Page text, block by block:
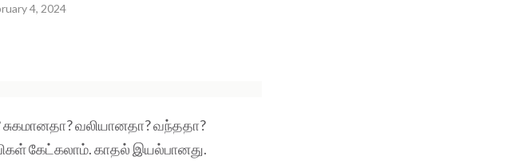
4, 2024
வலியானதா? வந்ததா?
கேட்கலாம். காதல் இயல்பானது.